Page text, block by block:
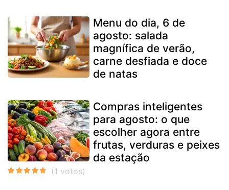
Menu do dia, 6 de
agosto: salada
magnífica de verão,
carne desfiada e doce
de natas
Compras inteligentes
para agosto: o que
escolher agora entre
frutas, verduras e peixes
da estação